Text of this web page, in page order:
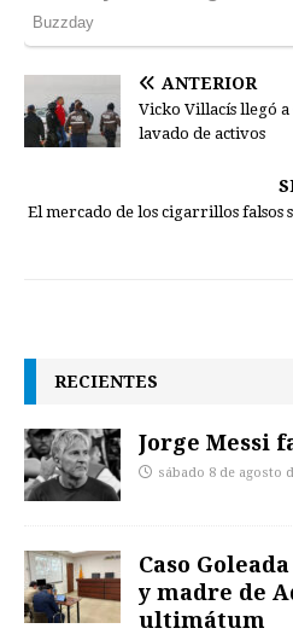
ANTERIOR
Vicko Villacís llegó
lavado de activos
El mercado de los cigarrillos falsos
RECIENTES
Jorge Messi
sábado 8 de agosto
Caso
y madre de
ultimátum